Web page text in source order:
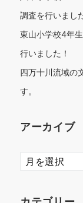
調査を行いまし
東山小学校4年
行いました！
四万十川流域の
す。
アーカイブ
ア
ー